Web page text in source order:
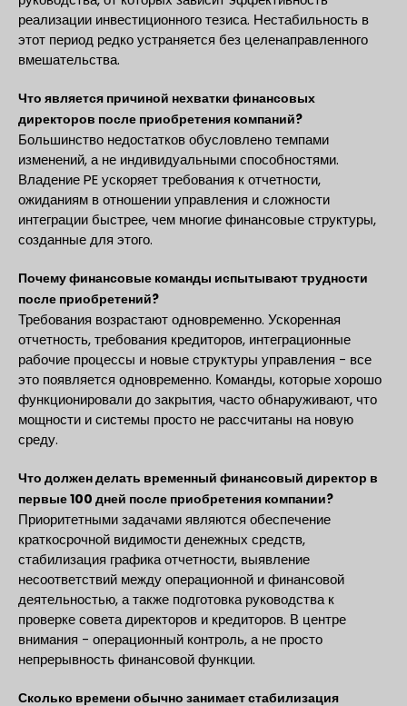
реализации инвестиционного тезиса. Нестабильность в
этот период редко устраняется без целенаправленного
вмешательства.
Что является причиной нехватки финансовых
директоров после приобретения компаний?
Большинство недостатков обусловлено темпами
изменений, а не индивидуальными способностями.
Владение PE ускоряет требования к отчетности,
ожиданиям в отношении управления и сложности
интеграции быстрее, чем многие финансовые структуры,
созданные для этого.
Почему финансовые команды испытывают трудности
после приобретений?
Требования возрастают одновременно. Ускоренная
отчетность, требования кредиторов, интеграционные
рабочие процессы и новые структуры управления - все
это появляется одновременно. Команды, которые хорошо
функционировали до закрытия, часто обнаруживают, что
мощности и системы просто не рассчитаны на новую
среду.
Что должен делать временный финансовый директор в
первые 100 дней после приобретения компании?
Приоритетными задачами являются обеспечение
краткосрочной видимости денежных средств,
стабилизация графика отчетности, выявление
несоответствий между операционной и финансовой
деятельностью, а также подготовка руководства к
проверке совета директоров и кредиторов. В центре
внимания - операционный контроль, а не просто
непрерывность финансовой функции.
Сколько времени обычно занимает стабилизация